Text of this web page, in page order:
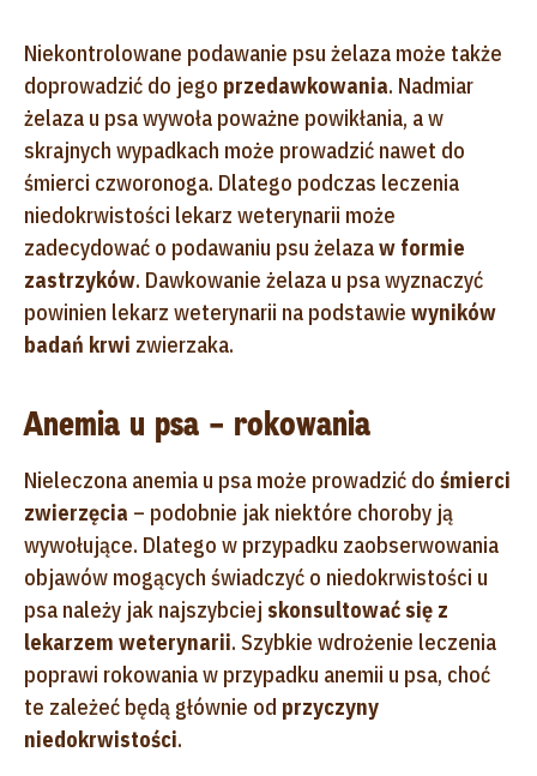
Niekontrolowane podawanie psu żelaza może także
doprowadzić do jego przedawkowania. Nadmiar
żelaza u psa wywoła poważne powikłania, a w
skrajnych wypadkach może prowadzić nawet do
śmierci czworonoga. Dlatego podczas leczenia
niedokrwistości lekarz weterynarii może
zadecydować o podawaniu psu żelazaw formie
zastrzyków. Dawkowanie żelaza u psa wyznaczyć
powinien lekarz weterynarii na podstawie wyników
badań krwi zwierzaka.
Anemia u psa – rokowania
Nieleczona anemia u psa może prowadzić do śmierci
zwierzęcia – podobnie jak niektóre choroby ją
wywołujące. Dlatego w przypadku zaobserwowania
objawów mogących świadczyć o niedokrwistości u
psa należy jak najszybciej skonsultować się z
lekarzem weterynarii. Szybkie wdrożenie leczenia
poprawi rokowania w przypadku anemii u psa, choć
te zależeć będą głównie od przyczyny
niedokrwistości.